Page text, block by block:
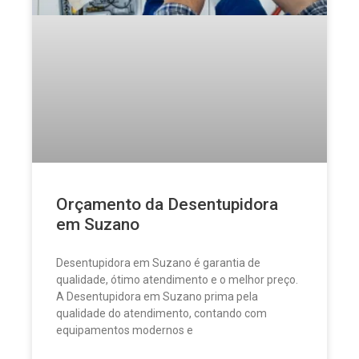
Orçamento da Desentupidora
em Suzano
Desentupidora em Suzano é garantia de
qualidade, ótimo atendimento e o melhor preço.
A Desentupidora em Suzano prima pela
qualidade do atendimento, contando com
equipamentos modernos e